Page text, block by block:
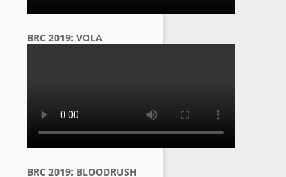
BRC 2019: VOLA
BRC 2019: BLOODRUSH